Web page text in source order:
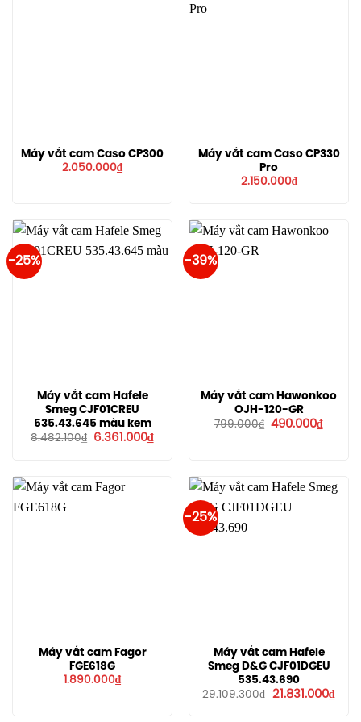
Máy vắt cam Caso CP300
2.050.000₫
Máy vắt cam Caso CP330
Pro
2.150.000₫
-25%
Máy vắt cam Hafele
Smeg CJF01CREU
535.43.645 màu kem
8.482.100₫
Giá
6.361.000₫Giá
6.361.000₫.
-39%
Máy vắt cam Hawonkoo
OJH-120-GR
799.000₫ Giá
490.000₫Giá
Máy vắt cam Fagor
FGE618G
1.890.000₫
-25%
Máy vắt cam Hafele
Smeg D&G CJF01DGEU
535.43.690
29.109.300₫
Giá
21.831.000₫Giá